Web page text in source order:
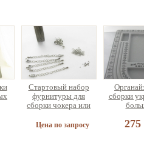
Стартовый набор
фурнитуры для
сборки чокера или
украшений)
Цена по запросу
сборки
275